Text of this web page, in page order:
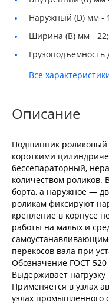
Наружный (D) мм -
Ширина (B) мм - 22;
Все
Описание
Подшипник
короткими
бессепараторный,
количеством роликов.
борта, а наружное —
роликам фиксируют
крепление в корпусе
работы на малых и
перекосов вала при
Обозначение ГОСТ
Выдерживает
Применяется в узлах
узлах промышленного